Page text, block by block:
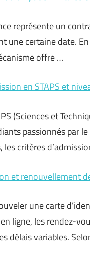
représente un
une certaine date.
offre …
en STAPS et
(Sciences et
passionnés par
les critères
et renouvellement
une carte
ligne, les rendez-
délais variables.